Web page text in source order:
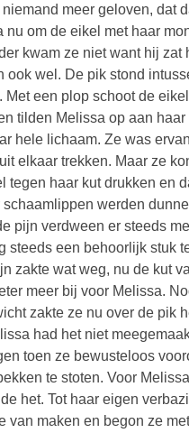
meer geloven, dat
om de eikel met haar
kwam ze niet want hij
wel. De pik stond
een plop schoot de
tilden Melissa op aan
hele lichaam. Ze was
elkaar trekken. Maar ze
haar kut drukken en
werden
pijn verdween er steeds
steeds een behoorlijk stuk
zakte wat weg, nu de kut
meer bij voor Melissa.
zakte ze nu over de pik
had het niet
toen ze bewusteloos
te stoten. Voor
het. Tot haar eigen
maken en begon ze